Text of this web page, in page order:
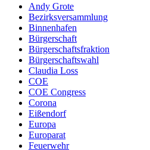
Andy Grote
Bezirksversammlung
Binnenhafen
Bürgerschaft
Bürgerschaftsfraktion
Bürgerschaftswahl
Claudia Loss
COE
COE Congress
Corona
Eißendorf
Europa
Europarat
Feuerwehr